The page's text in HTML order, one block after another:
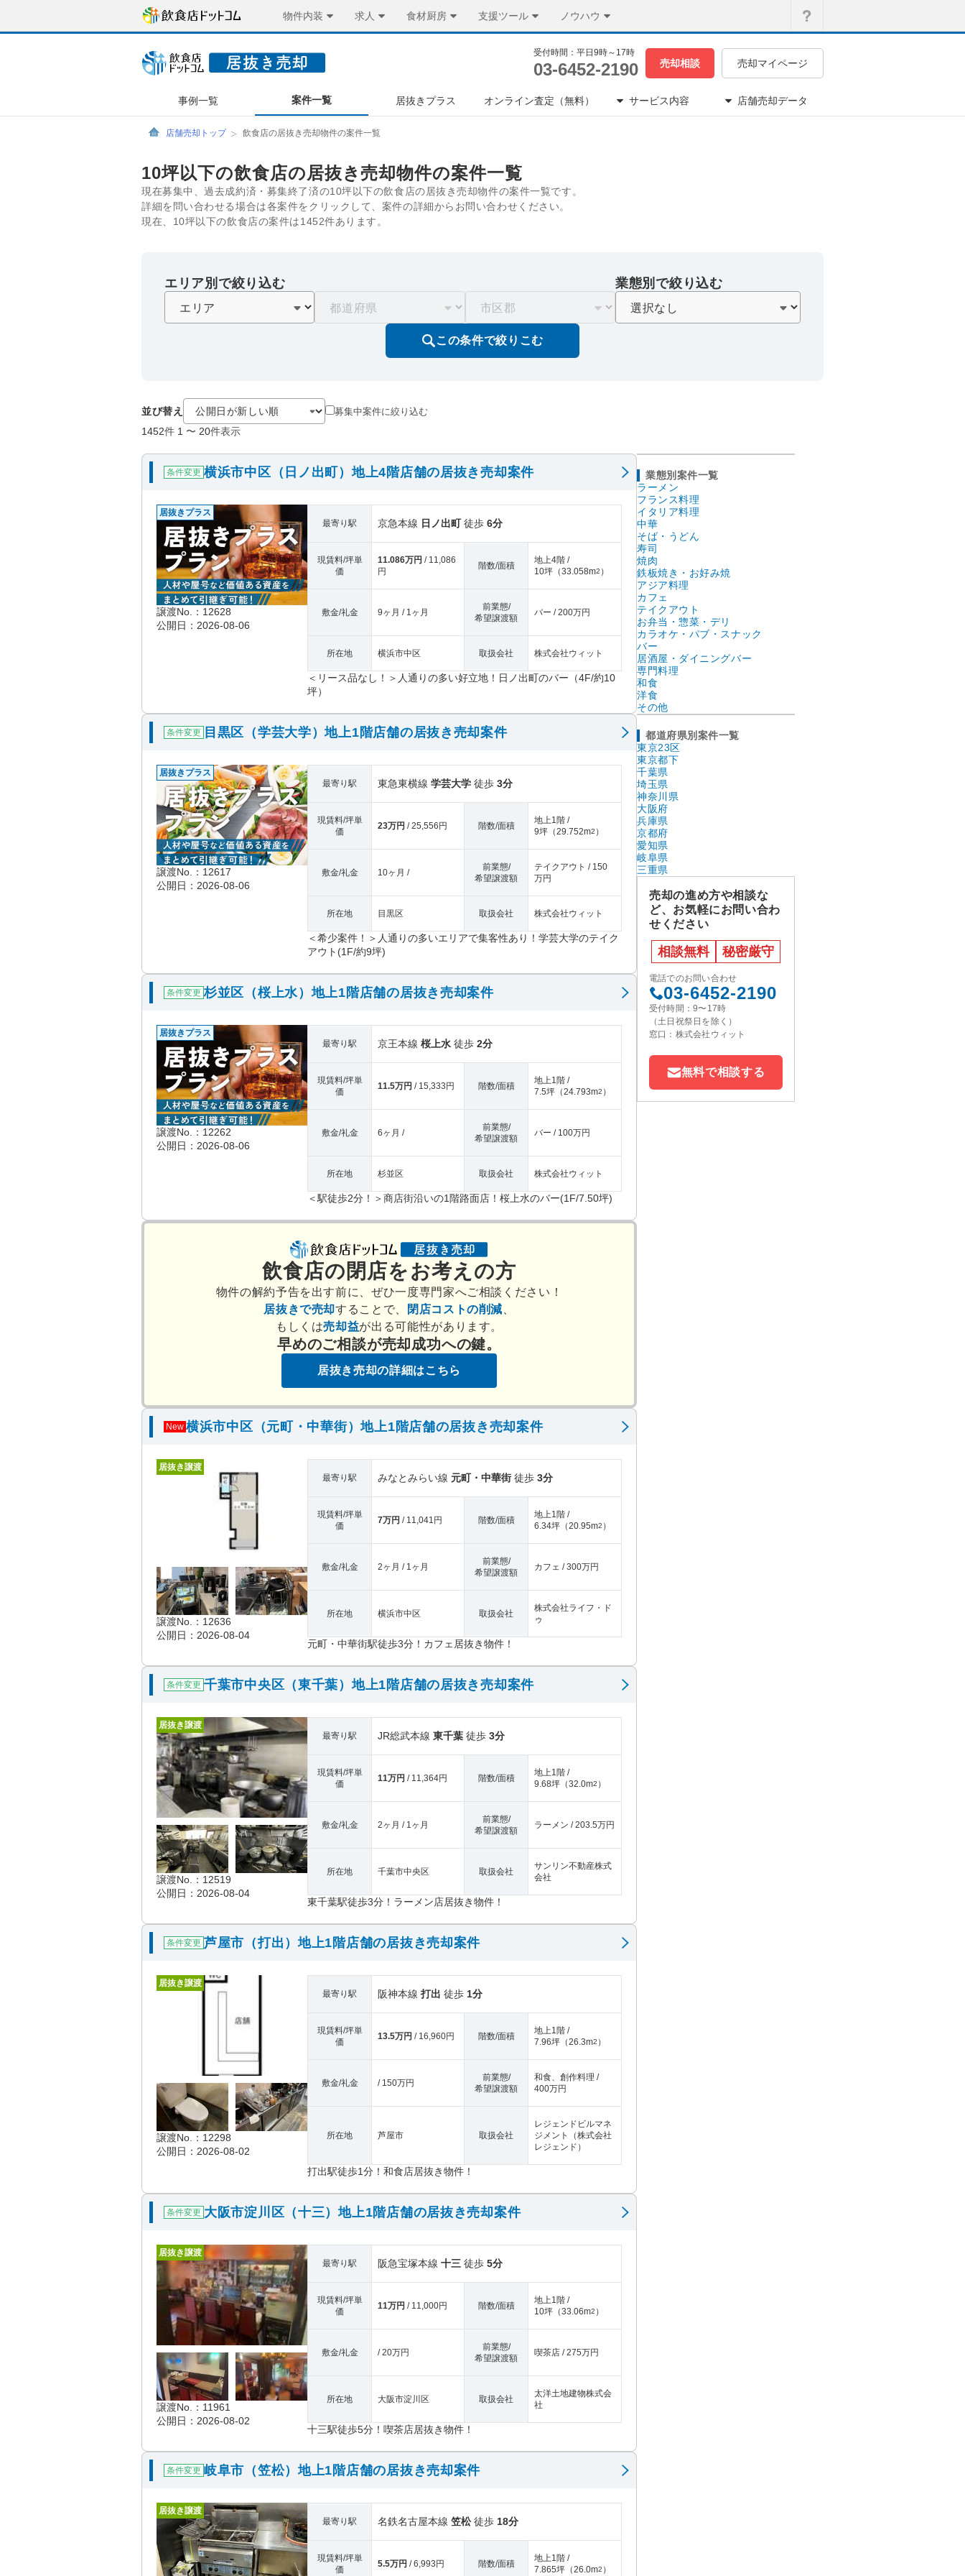
物件内装 求人 食材厨房 支援ツール ノウハウ
受付時間：平日9時～17時
03-6452-2190 売却相談 売却マイページ
事例一覧 案件一覧 居抜きプラス オンライン査定（無料） サービス内容 店舗売却データ
店舗売却トップ 飲食店の居抜き売却物件の案件一覧
10坪以下の飲食店の居抜き売却物件の案件一覧
現在募集中、過去成約済・募集終了済の10坪以下の飲食店の居抜き売却物件の案件一覧です。
詳細を問い合わせる場合は各案件をクリックして、案件の詳細からお問い合わせください。
現在、10坪以下の飲食店の案件は1452件あります。
エリア別で絞り込む 業態別で絞り込む
この条件で絞りこむ
並び替え 募集中案件に絞り込む
1452件 1 〜 20件表示
条件変更 横浜市中区（日ノ出町）地上4階店舗の居抜き売却案件
居抜きプラス
譲渡No.：12628
公開日：2026-08-06
最寄り駅 京急本線 日ノ出町徒歩 6分
現賃料/坪単
価
11.086万円 / 11,086
円
階数/面積
地上4階 /
10坪 （33.058m2 ）
敷金/礼金 9ヶ月 / 1ヶ月
前業態/
希望譲渡額
バー / 200万円
所在地 横浜市中区 取扱会社 株式会社ウィット
＜リース品なし！＞人通りの多い好立地！日ノ出町のバー（4F/約10
坪）
条件変更 目黒区（学芸大学）地上1階店舗の居抜き売却案件
居抜きプラス
譲渡No.：12617
公開日：2026-08-06
最寄り駅 東急東横線 学芸大学 徒歩 3分
現賃料/坪単
価
23万円 / 25,556円 階数/面積
地上1階 /
9坪 （29.752m2 ）
敷金/礼金 10ヶ月 /
前業態/
希望譲渡額
テイクアウト / 150
万円
所在地 目黒区 取扱会社 株式会社ウィット
＜希少案件！＞人通りの多いエリアで集客性あり！学芸大学のテイク
アウト(1F/約9坪)
条件変更 杉並区（桜上水）地上1階店舗の居抜き売却案件
居抜きプラス
譲渡No.：12262
公開日：2026-08-06
最寄り駅 京王本線 桜上水 徒歩 2分
現賃料/坪単
価
11.5万円 / 15,333円 階数/面積
地上1階 /
7.5坪 （24.793m2 ）
敷金/礼金 6ヶ月 /
前業態/
希望譲渡額
バー / 100万円
所在地 杉並区 取扱会社 株式会社ウィット
＜駅徒歩2分！＞商店街沿いの1階路面店！桜上水のバー(1F/7.50坪)
飲食店の閉店をお考えの方
物件の解約予告を出す前に、ぜひ一度専門家へご相談ください！
居抜きで売却することで、 閉店コストの削減
もしくは売却益が出る可能性があります。
早めのご相談が売却成功への鍵。
居抜き売却の詳細はこちら
New 横浜市中区（元町・中華街）地上1階店舗の居抜き売却案件
居抜き譲渡
譲渡No.：12636
公開日：2026-08-04
最寄り駅 みなとみらい線 元町・中華街 徒歩 3分
現賃料/坪単
価
7万円 / 11,041円 階数/面積
地上1階 /
6.34坪 （20.95m2 ）
敷金/礼金 2ヶ月 / 1ヶ月
前業態/
希望譲渡額
カフェ / 300万円
所在地 横浜市中区 取扱会社
株式会社ライフ・ド
ゥ
元町・中華街駅徒歩3分！カフェ居抜き物件！
条件変更 千葉市中央区（東千葉）地上1階店舗の居抜き売却案件
居抜き譲渡
譲渡No.：12519
公開日：2026-08-04
最寄り駅 JR総武本線 東千葉 徒歩 3分
現賃料/坪単
価
11万円 / 11,364円 階数/面積
地上1階 /
9.68坪 （32.0m2 ）
敷金/礼金 2ヶ月 / 1ヶ月
前業態/
希望譲渡額
ラーメン / 203.5万円
所在地 千葉市中央区 取扱会社
サンリン不動産株式
会社
東千葉駅徒歩3分！ラーメン店居抜き物件！
条件変更 芦屋市（打出）地上1階店舗の居抜き売却案件
居抜き譲渡
譲渡No.：12298
公開日：2026-08-02
最寄り駅 阪神本線 打出 徒歩 1分
現賃料/坪単
価
13.5万円 / 16,960円 階数/面積
地上1階 /
7.96坪 （26.3m2 ）
敷金/礼金 / 150万円
前業態/
希望譲渡額
和食、創作料理 /
400万円
所在地 芦屋市 取扱会社
レジェンドビルマネ
ジメント（株式会社
レジェンド）
打出駅徒歩1分！和食店居抜き物件！
条件変更 大阪市淀川区（十三）地上1階店舗の居抜き売却案件
居抜き譲渡
譲渡No.：11961
公開日：2026-08-02
最寄り駅 阪急宝塚本線 十三 徒歩 5分
現賃料/坪単
価
11万円 / 11,000円 階数/面積
地上1階 /
10坪 （33.06m2 ）
敷金/礼金 / 20万円
前業態/
希望譲渡額
喫茶店 / 275万円
所在地 大阪市淀川区 取扱会社
太洋土地建物株式会
社
十三駅徒歩5分！喫茶店居抜き物件！
条件変更 岐阜市（笠松）地上1階店舗の居抜き売却案件
居抜き譲渡
最寄り駅
名鉄名古屋本線 笠松徒歩 18分
現賃料/坪単
価
5.5万円 / 6,993円 階数/面積
地上1階 /
7.865坪 （26.0m2 ）
業態別案件一覧
ラーメン
フランス料理
イタリア料理
中華
そば・うどん
寿司
焼肉
鉄板焼き・お好み焼
アジア料理
カフェ
テイクアウト
お弁当・惣菜・デリ
カラオケ・パブ・スナック
バー
居酒屋・ダイニングバー
専門料理
和食
洋食
その他
都道府県別案件一覧
東京23区
東京都下
千葉県
埼玉県
神奈川県
大阪府
兵庫県
京都府
愛知県
岐阜県
三重県
売却の進め方や相談な
ど、お気軽にお問い合わ
せください
相談無料 秘密厳守
電話でのお問い合わせ
03-6452-2190
受付時間：9〜17時
（土日祝祭日を除く）
窓口：株式会社ウィット
無料で相談する